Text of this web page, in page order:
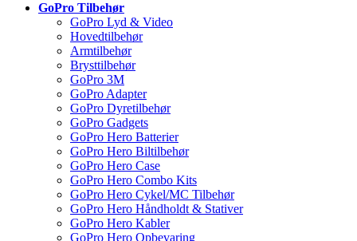
GoPro Tilbehør
GoPro Lyd & Video
Hovedtilbehør
Armtilbehør
Brysttilbehør
GoPro 3M
GoPro Adapter
GoPro Dyretilbehør
GoPro Gadgets
GoPro Hero Batterier
GoPro Hero Biltilbehør
GoPro Hero Case
GoPro Hero Combo Kits
GoPro Hero Cykel/MC Tilbehør
GoPro Hero Håndholdt & Stativer
GoPro Hero Kabler
GoPro Hero Opbevaring